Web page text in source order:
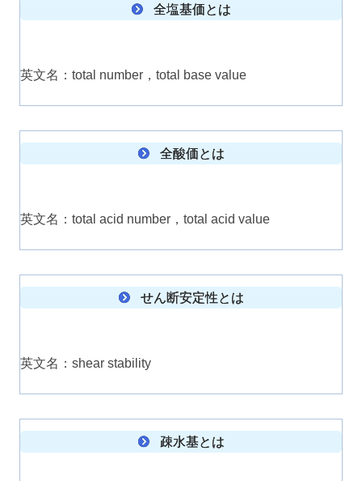
全塩基価とは
英文名：total number，total base value
全酸価とは
英文名：total acid number，total acid value
せん断安定性とは
英文名：shear stability
疎水基とは